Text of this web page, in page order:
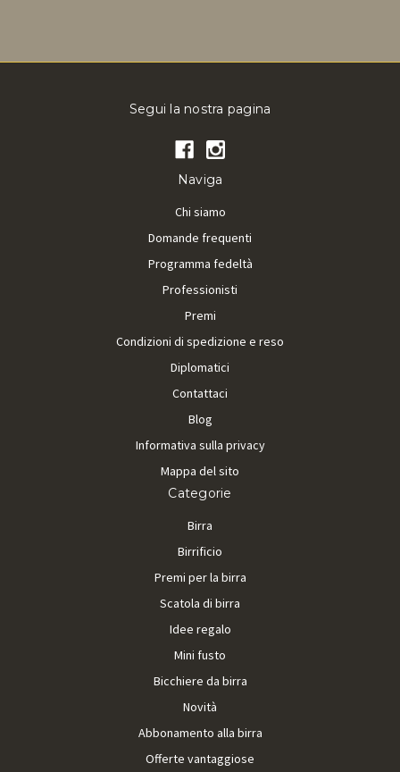
Segui la nostra pagina
Naviga
Chi siamo
Domande frequenti
Programma fedeltà
Professionisti
Premi
Condizioni di spedizione e reso
Diplomatici
Contattaci
Blog
Informativa sulla privacy
Mappa del sito
Categorie
Birra
Birrificio
Premi per la birra
Scatola di birra
Idee regalo
Mini fusto
Bicchiere da birra
Novità
Abbonamento alla birra
Offerte vantaggiose